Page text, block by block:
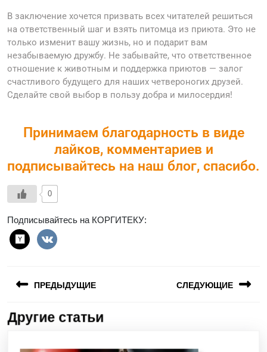
В заключение хочется призвать всех читателей решиться
на ответственный шаг и взять питомца из приюта. Это не
только изменит вашу жизнь, но и подарит вам
незабываемую дружбу. Не забывайте, что ответственное
отношение к животным и поддержка приютов — залог
счастливого будущего для наших четвероногих друзей.
Сделайте свой выбор в пользу добра и милосердия!
Принимаем благодарность в виде
лайков, комментариев и
подписывайтесь на наш блог, спасибо.
0
Подписывайтесь на КОРГИТЕКУ:
ПРЕДЫДУЩИЕ СЛЕДУЮЩИЕ
Другие статьи